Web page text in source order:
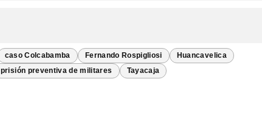
caso Colcabamba Fernando Rospigliosi Huancavelica
prisión preventiva de militares Tayacaja